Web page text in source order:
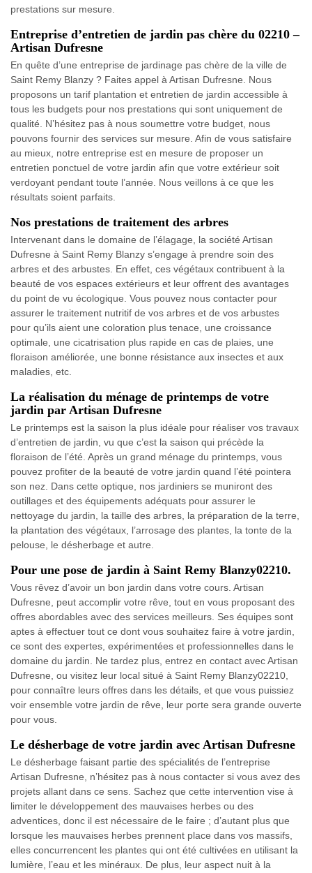
prestations sur mesure.
Entreprise d’entretien de jardin pas chère du 02210 –
Artisan Dufresne
En quête d’une entreprise de jardinage pas chère de la ville de
Saint Remy Blanzy ? Faites appel à Artisan Dufresne. Nous
proposons un tarif plantation et entretien de jardin accessible à
tous les budgets pour nos prestations qui sont uniquement de
qualité. N’hésitez pas à nous soumettre votre budget, nous
pouvons fournir des services sur mesure. Afin de vous satisfaire
au mieux, notre entreprise est en mesure de proposer un
entretien ponctuel de votre jardin afin que votre extérieur soit
verdoyant pendant toute l’année. Nous veillons à ce que les
résultats soient parfaits.
Nos prestations de traitement des arbres
Intervenant dans le domaine de l’élagage, la société Artisan
Dufresne à Saint Remy Blanzy s’engage à prendre soin des
arbres et des arbustes. En effet, ces végétaux contribuent à la
beauté de vos espaces extérieurs et leur offrent des avantages
du point de vu écologique. Vous pouvez nous contacter pour
assurer le traitement nutritif de vos arbres et de vos arbustes
pour qu’ils aient une coloration plus tenace, une croissance
optimale, une cicatrisation plus rapide en cas de plaies, une
floraison améliorée, une bonne résistance aux insectes et aux
maladies, etc.
La réalisation du ménage de printemps de votre
jardin par Artisan Dufresne
Le printemps est la saison la plus idéale pour réaliser vos travaux
d’entretien de jardin, vu que c’est la saison qui précède la
floraison de l’été. Après un grand ménage du printemps, vous
pouvez profiter de la beauté de votre jardin quand l’été pointera
son nez. Dans cette optique, nos jardiniers se muniront des
outillages et des équipements adéquats pour assurer le
nettoyage du jardin, la taille des arbres, la préparation de la terre,
la plantation des végétaux, l’arrosage des plantes, la tonte de la
pelouse, le désherbage et autre.
Pour une pose de jardin à Saint Remy Blanzy02210.
Vous rêvez d’avoir un bon jardin dans votre cours. Artisan
Dufresne, peut accomplir votre rêve, tout en vous proposant des
offres abordables avec des services meilleurs. Ses équipes sont
aptes à effectuer tout ce dont vous souhaitez faire à votre jardin,
ce sont des expertes, expérimentées et professionnelles dans le
domaine du jardin. Ne tardez plus, entrez en contact avec Artisan
Dufresne, ou visitez leur local situé à Saint Remy Blanzy02210,
pour connaître leurs offres dans les détails, et que vous puissiez
voir ensemble votre jardin de rêve, leur porte sera grande ouverte
pour vous.
Le désherbage de votre jardin avec Artisan Dufresne
Le désherbage faisant partie des spécialités de l’entreprise
Artisan Dufresne, n’hésitez pas à nous contacter si vous avez des
projets allant dans ce sens. Sachez que cette intervention vise à
limiter le développement des mauvaises herbes ou des
adventices, donc il est nécessaire de le faire ; d’autant plus que
lorsque les mauvaises herbes prennent place dans vos massifs,
elles concurrencent les plantes qui ont été cultivées en utilisant la
lumière, l’eau et les minéraux. De plus, leur aspect nuit à la